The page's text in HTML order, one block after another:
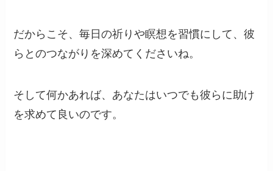
だからこそ、毎日の祈りや瞑想を習慣にして、彼
らとのつながりを深めてくださいね。
そして何かあれば、あなたはいつでも彼らに助け
を求めて良いのです。